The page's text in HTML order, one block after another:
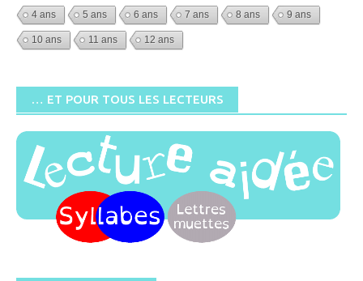
4 ans 5 ans 6 ans 7 ans 8 ans 9 ans
10 ans 11 ans 12 ans
… ET POUR TOUS LES LECTEURS